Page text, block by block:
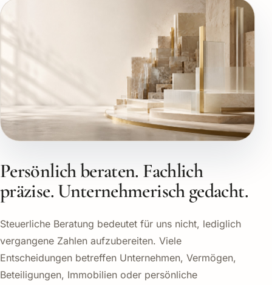
Persönlich beraten. Fachlich
präzise. Unternehmerisch gedacht.
Steuerliche Beratung bedeutet für uns nicht, lediglich
vergangene Zahlen aufzubereiten. Viele
Entscheidungen betreffen Unternehmen, Vermögen,
Beteiligungen, Immobilien oder persönliche